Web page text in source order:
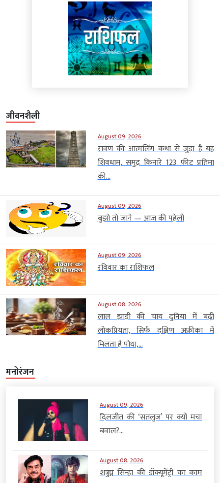
जीवनशैली
August 09, 2026
रावण की आत्मलिंग कथा से जुड़ा है यह
शिवधाम, समुद्र किनारे 123 फीट प्रतिमा
की...
August 09, 2026
बुझो तो जाने — आज की पहेली
August 09, 2026
रविवार का राशिफल
August 08, 2026
लाल झाड़ी की चाय दुनिया में बढ़ी
लोकप्रियता, सिर्फ दक्षिण अफ्रीका में
मिलता है पौधा,...
मनोरंजन
August 09, 2026
दिलजीत की ‘सतलुज’ पर क्यों मचा
बवाल?...
August 08, 2026
शत्रुघ्न सिन्हा की डॉक्यूमेंट्री का काम